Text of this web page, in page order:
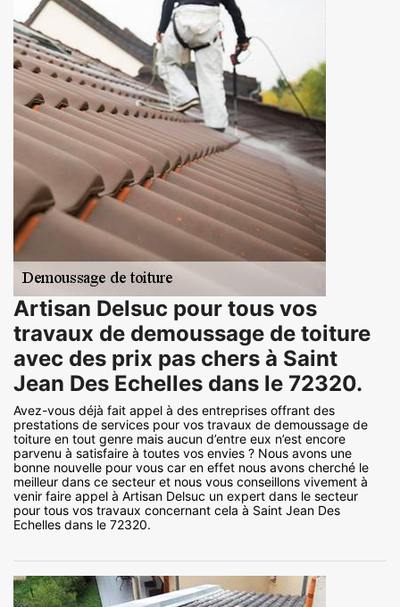
Artisan Delsuc pour tous vos
travaux de demoussage de toiture
avec des prix pas chers à Saint
Jean Des Echelles dans le 72320.
Avez-vous déjà fait appel à des entreprises offrant des
prestations de services pour vos travaux de demoussage de
toiture en tout genre mais aucun d’entre eux n’est encore
parvenu à satisfaire à toutes vos envies ? Nous avons une
bonne nouvelle pour vous car en effet nous avons cherché le
meilleur dans ce secteur et nous vous conseillons vivement à
venir faire appel à Artisan Delsuc un expert dans le secteur
pour tous vos travaux concernant cela à Saint Jean Des
Echelles dans le 72320.